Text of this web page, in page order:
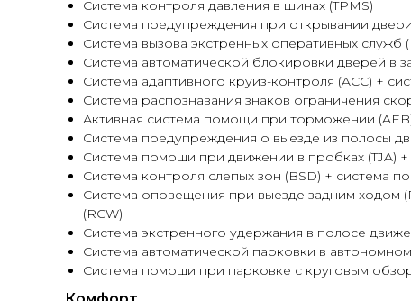
Система контроля давления в шинах (TPMS)
Система предупреждения при открывании
Система вызова экстренных оперативных служб
Система автоматической блокировки дверей в
Система адаптивного круиз-контроля (ACC) +
Система распознавания знаков ограничения
Активная система помощи при торможении
Система предупреждения о выезде из полосы
Система помощи при движении в пробках (TJA)
Система контроля слепых зон (BSD) + система
Система оповещения при выезде задним ходом
(RCW)
Система экстренного удержания в полосе
Система автоматической парковки в
Система помощи при парковке с круговым